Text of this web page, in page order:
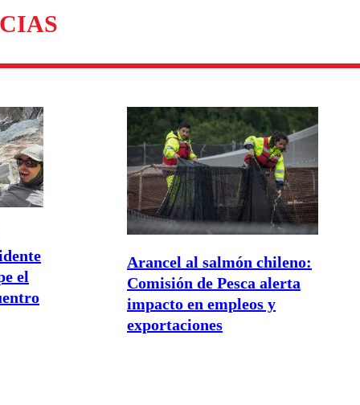
el
Arancel al salmón chileno:
Comisión de Pesca alerta
impacto en empleos y
exportaciones